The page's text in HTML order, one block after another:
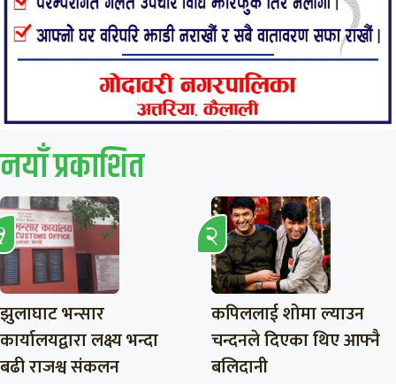
नयाँ प्रकाशित
झुलाघाट भन्सार
कार्यालयद्वारा लक्ष्य भन्दा
बढी राजश्व संकलन
कपिललाई शोमा ल्याउन
चन्दनले दिएका थिए आफ्नै
बलिदानी